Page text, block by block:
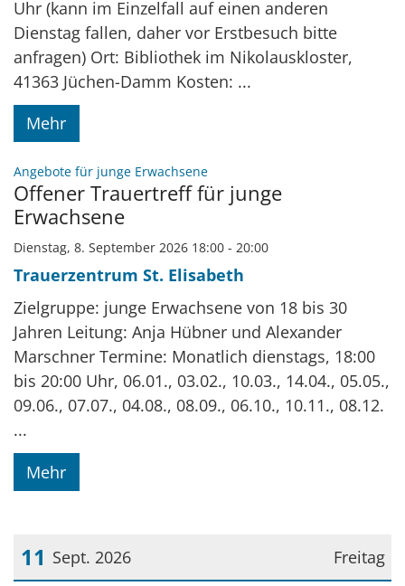
Uhr (kann im Einzelfall auf einen anderen
Dienstag fallen, daher vor Erstbesuch bitte
anfragen) Ort: Bibliothek im Nikolauskloster,
41363 Jüchen-Damm Kosten: ...
Mehr
Angebote für junge Erwachsene:
Offener Trauertreff für junge
Erwachsene
Dienstag, 8. September 2026 18:00 - 20:00
Trauerzentrum St. Elisabeth
Zielgruppe: junge Erwachsene von 18 bis 30
Jahren Leitung: Anja Hübner und Alexander
Marschner Termine: Monatlich dienstags, 18:00
bis 20:00 Uhr, 06.01., 03.02., 10.03., 14.04., 05.05.,
09.06., 07.07., 04.08., 08.09., 06.10., 10.11., 08.12.
...
Mehr
Freitag
11 Sept. 2026